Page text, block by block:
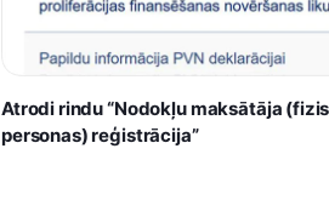
Atrodi rindu “Nodokļu maksātāja
personas) reģistrācija”